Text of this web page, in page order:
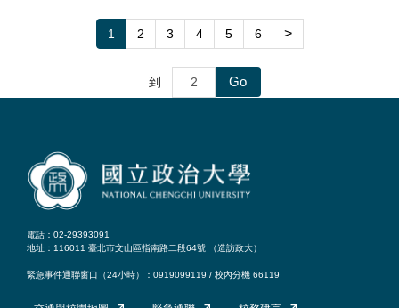
1 2 3 4 5 6 >
到 Go
電話：02-29393091
地址：116011 臺北市文山區指南路二段64號 （造訪政大）
緊急事件通聯窗口（24小時）：0919099119 / 校內分機 66119